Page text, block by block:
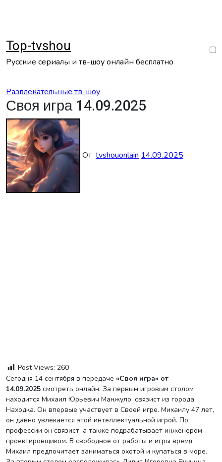
Top-tvshou
Русские сериалы и тв-шоу онлайн бесплатно
Развлекательные тв-шоу
Своя игра 14.09.2025
От tvshouonlain 14.09.2025
Post Views: 260
Сегодня 14 сентября в передаче «Своя игра» от
14.09.2025 смотреть онлайн. За первым игровым столом
находится Михаил Юрьевич Манжуло, связист из города
Находка. Он впервые участвует в Своей игре. Михаилу 47 лет,
он давно увлекается этой интеллектуальной игрой. По
профессии он связист, а также подрабатывает инженером-
проектировщиком. В свободное от работы и игры время
Михаил предпочитает заниматься охотой и купаться в море.